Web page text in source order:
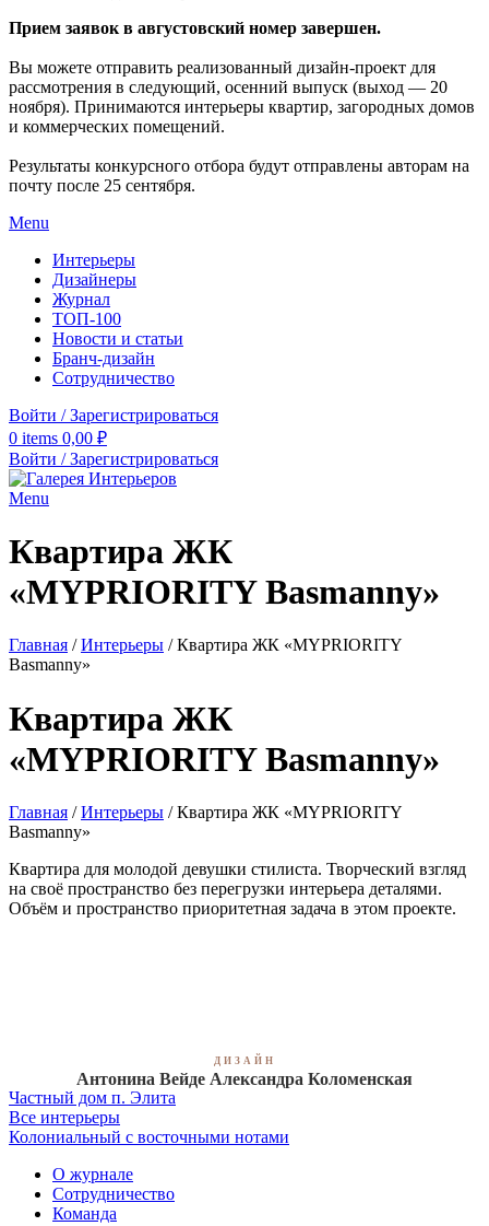
Прием заявок в августовский номер завершен.
Вы можете отправить реализованный дизайн-проект для
рассмотрения в следующий, осенний выпуск (выход — 20
ноября). Принимаются интерьеры квартир, загородных домов
и коммерческих помещений.
Результаты конкурсного отбора будут отправлены авторам на
почту после 25 сентября.
Menu
Интерьеры
Дизайнеры
Журнал
ТОП-100
Новости и статьи
Бранч-дизайн
Сотрудничество
Войти / Зарегистрироваться
0 items 0,00 ₽
Войти / Зарегистрироваться
Menu
Квартира ЖК
«MYPRIORITY Basmanny»
Главная /Интерьеры /Квартира ЖК «MYPRIORITY
Basmanny»
Квартира ЖК
«MYPRIORITY Basmanny»
Главная /Интерьеры /Квартира ЖК «MYPRIORITY
Basmanny»
Квартира для молодой девушки стилиста. Творческий взгляд
на своё пространство без перегрузки интерьера деталями.
Объём и пространство приоритетная задача в этом проекте.
ДИЗАЙН
Антонина Вейде Александра Коломенская
Частный дом п. Элита
Все интерьеры
Колониальный с восточными нотами
О журнале
Сотрудничество
Команда